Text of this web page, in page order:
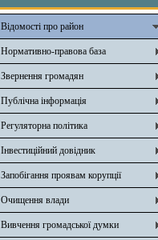
Відомості про район
Нормативно-правова база
Звернення громадян
Публічна інформація
Регуляторна політика
Інвестиційний довідник
Запобігання проявам корупції
Очищення влади
Вивчення громадської думки